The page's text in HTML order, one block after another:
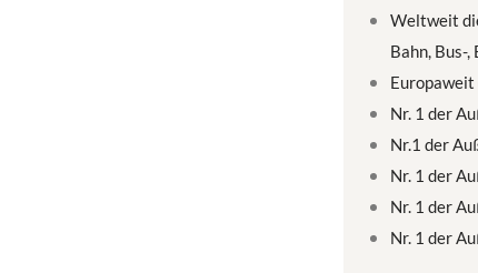
Weltweit
Bahn, Bus-
Nr. 1 der
Nr.1 der
Nr. 1 der
Nr. 1 der
Nr. 1 der